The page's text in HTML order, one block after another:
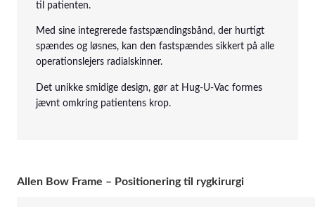
til patienten.
Med sine integrerede fastspændingsbånd, der hurtigt
spændes og løsnes, kan den fastspændes sikkert på alle
operationslejers radialskinner.
Det unikke smidige design, gør at Hug-U-Vac formes
jævnt omkring patientens krop.
Allen Bow Frame – Positionering til rygkirurgi